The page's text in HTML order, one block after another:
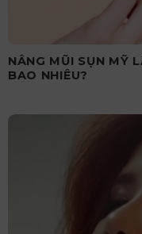
NÂNG MŨI SỤN MỸ
BAO NHIÊU?